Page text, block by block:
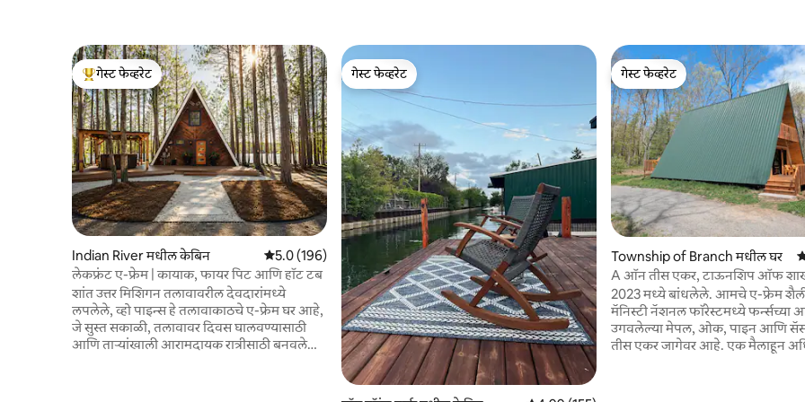
टॉप गेस्ट फेव्हरेट
गेस्ट फेव्हरेट
Indian River मधील केबिन 5 पैकी 5.0 सरासरी रेटिंग, 196 रिव्ह्यूज
5.0 (196)
लेकफ्रंट ए-फ्रेम | कायाक, फायर पिट आणि हॉट टब
शांत उत्तर मिशिगन तलावावरील देवदारांमध्ये
लपलेले, व्हो पाइन्स हे तलावाकाठचे ए-फ्रेम घर आहे,
जे सुस्त सकाळी, तलावावर दिवस घालवण्यासाठी
आणि ताऱ्यांखाली आरामदायक रात्रीसाठी बनवले
गेस्ट फेव्हरेट
गेस्ट फेव्हरेट
गेस्ट फेव्हरेट
गेस्ट फेव्हरेट
Township of Branch मधील घर
A ऑन तीस एकर, टाऊनशिप ऑफ
2023 मध्ये बांधलेले. आमचे ए-फ्रेम
मॅनिस्टी नॅशनल फॉरेस्टमध्ये फर्न्सच्या
उगवलेल्या मेपल, ओक, पाइन आणि
तीस एकर जागेवर आहे. एक मैलाहून